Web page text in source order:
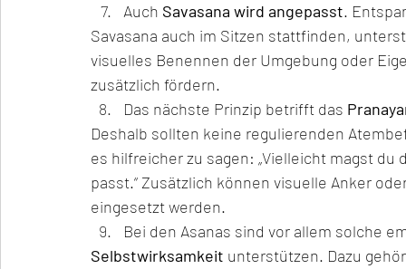
Auch Savasana wird angepasst.
Savasana auch im Sitzen stattfinden,
visuelles Benennen der Umgebung oder
zusätzlich fördern.
Das nächste Prinzip betrifft das
Deshalb sollten keine regulierenden
es hilfreicher zu sagen: „Vielleicht magst
passt.“ Zusätzlich können visuelle Anker
eingesetzt werden.
Bei den Asanas sind vor allem solche
Selbstwirksamkeit unterstützen. Dazu